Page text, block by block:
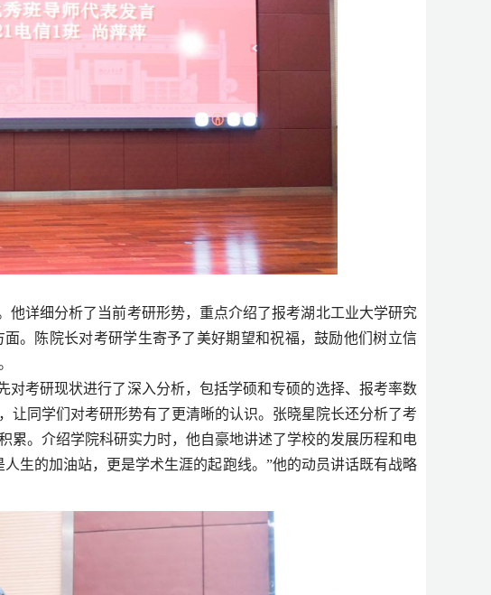
他详细分析了当前考研形势，重点介绍了报考湖北工业大学研究
。陈院长对考研学生寄予了美好期望和祝福，鼓励他们树立信
对考研现状进行了深入分析，包括学硕和专硕的选择、报考率数
让同学们对考研形势有了更清晰的认识。张晓星院长还分析了考
累。介绍学院科研实力时，他自豪地讲述了学校的发展历程和电
生的加油站，更是学术生涯的起跑线。”他的动员讲话既有战略